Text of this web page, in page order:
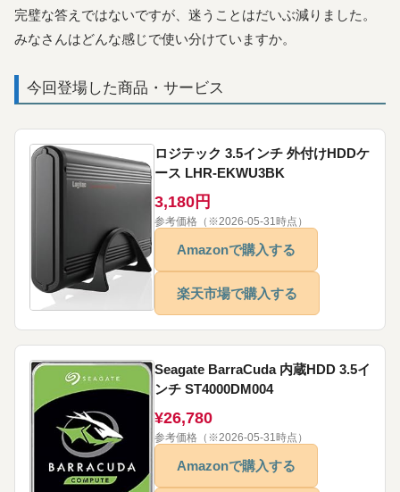
完璧な答えではないですが、迷うことはだいぶ減りました。
みなさんはどんな感じで使い分けていますか。
今回登場した商品・サービス
ロジテック 3.5インチ 外付けHDDケ
ース LHR-EKWU3BK
3,180円
参考価格（※2026-05-31時点）
Amazonで購入する
楽天市場で購入する
Seagate BarraCuda 内蔵HDD 3.5イ
ンチ ST4000DM004
¥26,780
参考価格（※2026-05-31時点）
Amazonで購入する